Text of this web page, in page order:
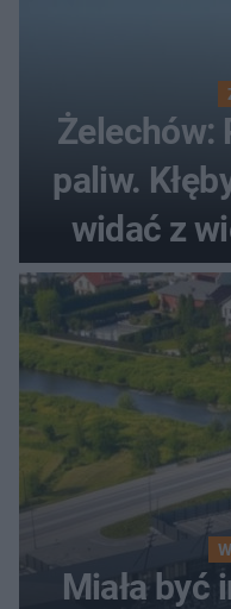
Żelechów:
paliw.
widać z
Miała być